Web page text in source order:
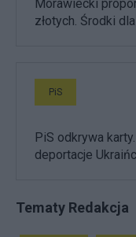
Morawiecki
złotych. Środki
PiS
PiS odkrywa
deportacje
Tematy Redakcja